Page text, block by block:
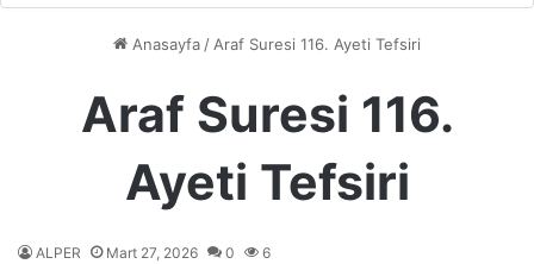
Anasayfa / Araf Suresi 116. Ayeti Tefsiri
Araf Suresi 116.
Ayeti Tefsiri
ALPER Mart 27, 2026 0 6